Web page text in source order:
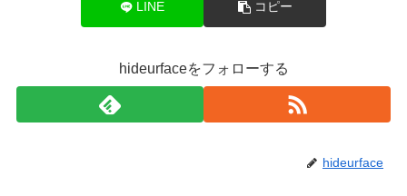
LINE コピー
hideurfaceをフォローする
hideurface